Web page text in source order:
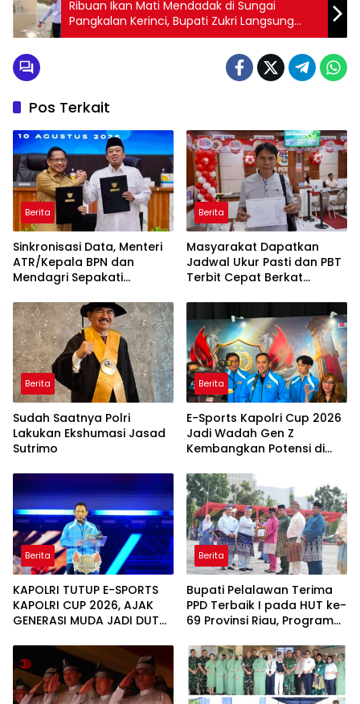
Ribuan Ikan Mati Mendadak di Sungai
Pangkalan Kerinci, Bupati Zukri Langsung
Sidak Lokasi
Pos Terkait
Berita
Sinkronisasi Data, Menteri
ATR/Kepala BPN dan
Mendagri Sepakati
NOP
Berita
Masyarakat Dapatkan
Jadwal Ukur Pasti dan PBT
Terbit Cepat Berkat
Terjadwal
Berita
Sudah Saatnya Polri
Lakukan Ekshumasi Jasad
Sutrimo
Berita
E-Sports Kapolri Cup 2026
Jadi Wadah Gen Z
Kembangkan Potensi di
Berita
KAPOLRI TUTUP E-SPORTS
KAPOLRI CUP 2026, AJAK
GENERASI MUDA JADI DUTA
LAPORKAN GANGGUAN KE
110
Berita
Bupati Pelalawan Terima
PPD Terbaik I pada HUT ke-
69 Provinsi Riau, Program
Sorotan